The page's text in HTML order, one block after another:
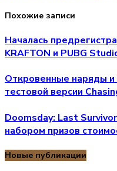
Похожие записи
Началась
KRAFTON и PUBG
Откровенные наряды
тестовой версии
Doomsday: Last
набором призов
Новые публикации